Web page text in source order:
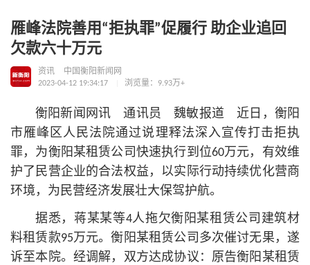
雁峰法院善用“拒执罪”促履行 助企业追回
欠款六十万元
资讯
中国衡阳新闻网
2023-04-12 19:34:17
浏览量：9.93万+
衡阳新闻网讯 通讯员 魏敏报道 近日，衡阳
市雁峰区人民法院通过说理释法深入宣传打击拒执
罪，为衡阳某租赁公司快速执行到位60万元，有效维
护了民营企业的合法权益，以实际行动持续优化营商
环境，为民营经济发展壮大保驾护航。
据悉，蒋某某等4人拖欠衡阳某租赁公司建筑材
料租赁款95万元。衡阳某租赁公司多次催讨无果，遂
诉至本院。经调解，双方达成协议：原告衡阳某租赁